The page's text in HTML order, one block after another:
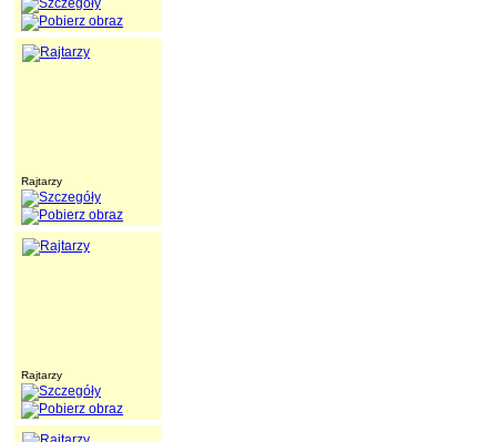
Rajtarzy
Rajtarzy